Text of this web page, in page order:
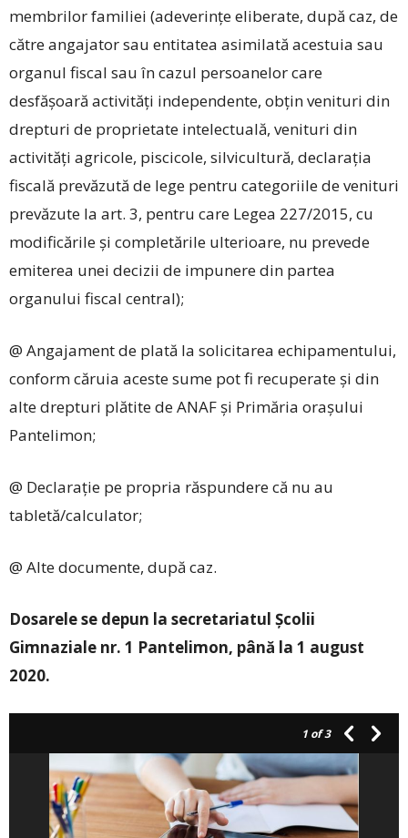
membrilor familiei (adeverințe eliberate, după caz, de
către angajator sau entitatea asimilată acestuia sau
organul fiscal sau în cazul persoanelor care
desfășoară activități independente, obțin venituri din
drepturi de proprietate intelectuală, venituri din
activități agricole, piscicole, silvicultură, declarația
fiscală prevăzută de lege pentru categoriile de venituri
prevăzute la art. 3, pentru care Legea 227/2015, cu
modificările și completările ulterioare, nu prevede
emiterea unei decizii de impunere din partea
organului fiscal central);
@ Angajament de plată la solicitarea echipamentului,
conform căruia aceste sume pot fi recuperate și din
alte drepturi plătite de ANAF și Primăria orașului
Pantelimon;
@ Declarație pe propria răspundere că nu au
tabletă/calculator;
@ Alte documente, după caz.
Dosarele se depun la secretariatul Școlii
Gimnaziale nr. 1 Pantelimon, până la 1 august
2020.
1 of 3